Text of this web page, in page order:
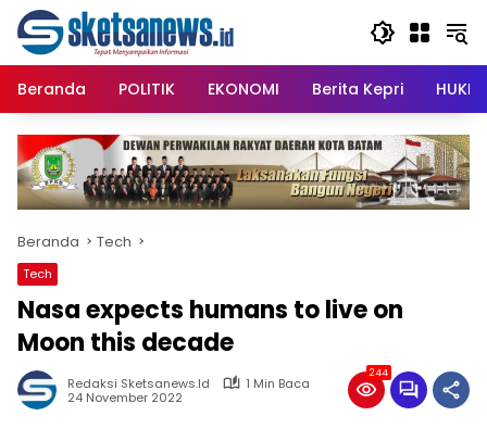
content
Langsung
konten
Beranda
POLITIK EKONOMI Berita Kepri
Beranda Tech
Tech
Nasa expects humans to live on
Moon this decade
Redaksi Sketsanews.id
1 Min Baca
24 November 2022
244